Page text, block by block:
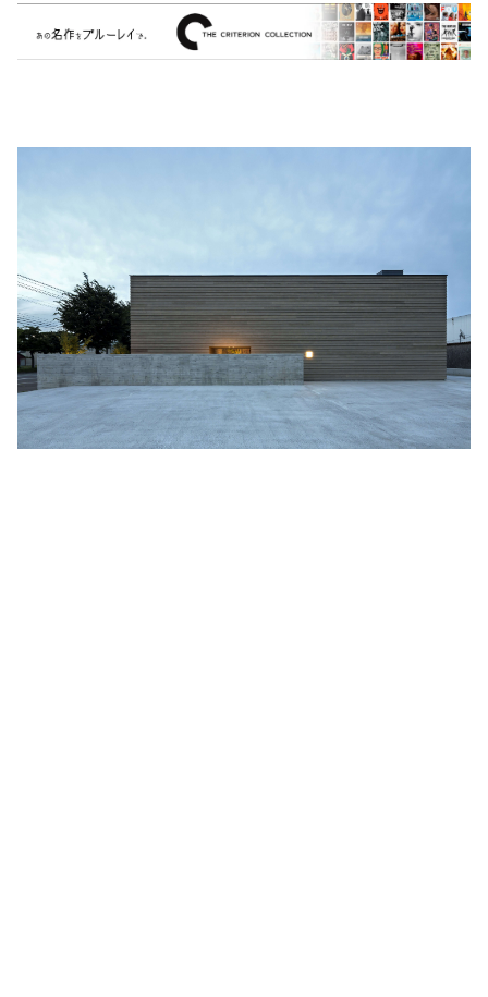
MARVEL・DC
ディズニー
監督別
Quentin Tarantino
Jim Jarmusch
作曲家・アーティスト別
Adan Jodorowsky (アダン・ホドロフスキー)
細野晴臣
The Style Council
Joy Division
Talking Heads